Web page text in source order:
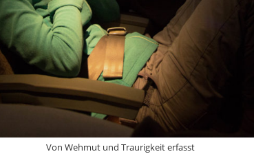
Von Wehmut und Traurigkeit erfasst